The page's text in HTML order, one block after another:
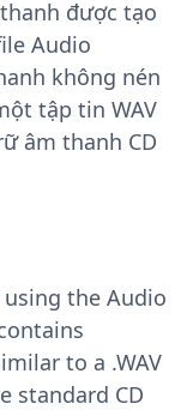
được tạo
Audio
không nén
tập tin WAV
âm thanh CD
the Audio
to a .WAV
standard CD